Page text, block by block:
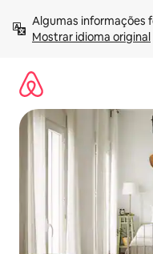
para
Mostrar idioma original